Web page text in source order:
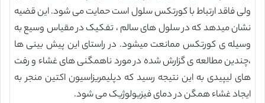
ولی فاقد ارتباط با کورتکس سلول است حمایت می شود. این قضیه
نشان میدهد که در سلول های سالم ، تفکیک در مقیاس وسیع به
وسیله ی کورتکس ممانعت میشود. در راستای این پیش بینی ها
،چندین مطالعه ی گزارش شده در مورد ناهمگنی های غشاء و رفت
های لیپیدی به این نتیجه رسید که دپلیمریزاسیون اکتین منجر به
ایجاد غشاء همگن در دمای فیزیولوژیک می شود.